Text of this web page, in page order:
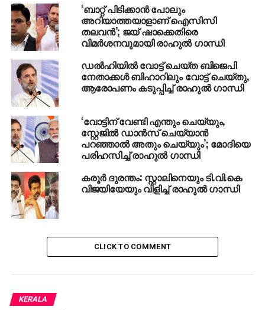
UP NEXT
സി.പി.ഐ എന്ന വിഴുപ്പ് ചുമക്കേണ്ട കാര്യം
സി.പി.എമ്മിനില്ല : മന്ത്രി എം.എം മണി
DON'T MISS
അമേരിക്കക്ക് മുന്നറിയിപ്പുമായി ഫലസ്തീന്‍; ബന്ധം
പൂര്‍ണമായും റദ്ദാക്കും.
‘ബാറ്റ് പിടിക്കാൻ പോലും
അറിയാത്തയാളാണ് ഐസിസി
തലവൻ’; ജയ് ഷാക്കെതിരെ
വിമർശനവുമായി രാഹുൽ ഗാന്ധി
ഡല്‍ഹിയില്‍ വോട്ട് ചെയ്ത ബിജെപി
നേതാക്കള്‍ ബിഹാറിലും വോട്ട് ചെയ്തു,
ആരോപണം കടുപ്പിച്ച് രാഹുല്‍ ഗാന്ധി
‘വോട്ടിന് വേണ്ടി എന്തും ചെയ്യും,
സ്റ്റേജിൽ ഡാൻസ് ചെയ്യാൻ
പറഞ്ഞാൽ അതും ചെയ്യും’; മോദിയെ
പരിഹസിച്ച് രാഹുൽ ഗാന്ധി
കരൂര്‍ ദുരന്തം: സ്റ്റാലിനെയും ടി.വി.കെ
വിജയിയേയും വിളിച്ച് രാഹുല്‍ ഗാന്ധി
CLICK TO COMMENT
KERALA